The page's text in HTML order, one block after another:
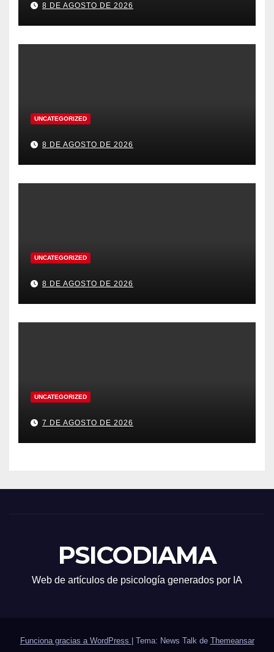
8 DE AGOSTO DE 2026
UNCATEGORIZED
8 DE AGOSTO DE 2026
UNCATEGORIZED
8 DE AGOSTO DE 2026
UNCATEGORIZED
7 DE AGOSTO DE 2026
PSICODIAMA
Web de artículos de psicología generados por IA
Funciona gracias a WordPress Tema: News Talk de Themeansar